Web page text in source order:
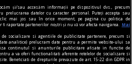
și/sau accesăm informații pe dispozitivul dvs., precum
prelucrarea datelor cu caracter personal. Puteți accepta sau
clic mai jos sau în orice moment, pe pagina cu politica de
fi raportate partenerilor noștri și nu vă vor afecta navigarea.
Mai
socializare si agentiile de publicitate partenere, precum si
analitice) prelucram date pentru a permite website-ului sa
continutul si anunturile publicitare afisate in functie de
a va oferi functionalitati aferente retelelor de socializare si
Beneficiati de drepturile prevazute de art. 15-22 din GDPR in